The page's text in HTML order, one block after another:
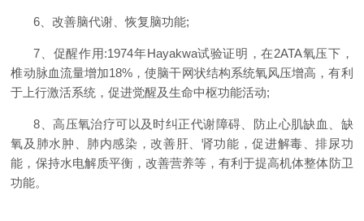
6 、改善脑代谢、恢复脑功能;
7 、促醒作用:1974年Hayakwa试验证明，在2ATA氧压下，
椎动脉血流量增加18% ，使脑干网状结构系统氧风压增高，有利
于上行激活系统，促进觉醒及生命中枢功能活动;
8 、高压氧治疗可以及时纠正代谢障碍 、防止心肌缺血
缺
氧及 肺水肿 、肺内感染，改善肝 肾功能，促进解毒 、排尿功
能，保持水电解质平衡，改善营养等，有利于提高机体整体防卫
功能。